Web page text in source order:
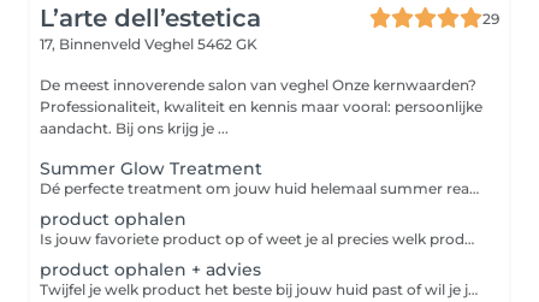
L’arte dell’estetica
29
17, Binnenveld Veghel 5462 GK
De meest innoverende salon van veghel Onze kernwaarden?
Professionaliteit, kwaliteit en kennis maar vooral: persoonlijke
aandacht. Bij ons krijg je ...
Summer Glow Treatment
Dé perfecte treatment om jouw huid helemaal summer ready te maken! Deze behandeling is een compleet verzorgingspakket waarbij niet alleen het gezicht, maar ook de armen extra aandacht krijgen. We merken namelijk vaak dat, naarmate we ouder worden, de armen ook wat extra verzorging kunnen gebruiken. Daarom hebben we een treatment samengesteld die zorgt voor een mooie glow én verzorging van top tot teen. Wat kun je verwachten? Een complete HydroPeptide behandeling Verzorging voor zowel gezicht als armen Een prachtige frisse glow Ontspanning én huidverbetering in één behandeling En extra fijn: Je ontvangt de HydroPeptide Sun Slick SPF50 cadeau t.w.v. €38 Deze handige SPF stick is perfect voor onderweg, past makkelijk in je tas en is ideaal voor zowel gezicht als lichaam.
product ophalen
Is jouw favoriete product op of weet je al precies welk product je wilt aanschaffen? Boek dan deze afspraak. We leggen jouw producten voor je klaar, zodat je ze snel en gemakkelijk kunt ophalen. Ideaal als je geen advies nodig hebt en precies weet wat je zoekt.
product ophalen + advies
Twijfel je welk product het beste bij jouw huid past of wil je jouw huidverzorgingsroutine opnieuw bekijken? Boek dan deze afspraak. Tijdens een persoonlijk advies kijken we samen naar de behoeften van jouw huid en adviseren we de producten die het beste aansluiten. Zo ga je naar huis met een routine die écht bij jou past.